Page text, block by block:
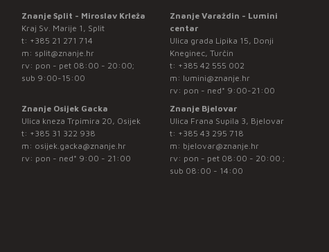
Znanje Split - Miroslav Krleža
Kraj Sv. Marije 1, Split
t: +385 21 271 714
m: split@znanje.hr
rv: pon - pet 08:00 - 20:00;
sub 9:00-15:00
Znanje Varaždin - Lumini
centar
Ulica grada Lipika 15, Donji
Kneginec, Turčin
t: +385 42 555 002
m: lumini@znanje.hr
rv: pon - ned* 9:00-21:00
Znanje Osijek Gacka
Ulica kneza Trpimira 20, Osijek
t: +385 31 322 938
m: osijek.gacka@znanje.hr
rv: pon - ned* 9:00 - 21:00
Znanje Bjelovar
Ulica Frana Supila 3, Bjelovar
t: +385 43 295 718
m: bjelovar@znanje.hr
rv: pon - pet 08:00 - 20:00 ;
sub 08:00 - 14:00